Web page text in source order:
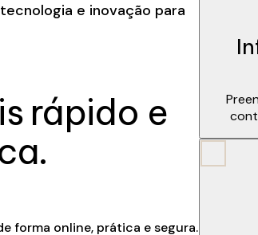
e inovação para
rápido e
forma online, prática e segura.